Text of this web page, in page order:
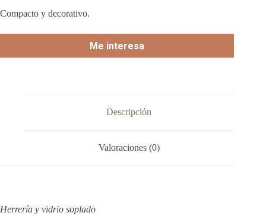
Compacto y decorativo.
Me interesa
Descripción
Valoraciones (0)
Herrería y vidrio soplado